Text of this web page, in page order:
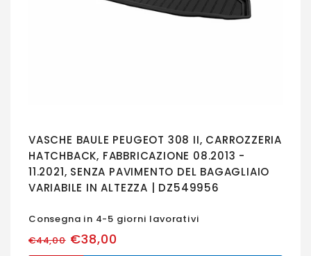
VASCHE BAULE PEUGEOT 308 II, CARROZZERIA
HATCHBACK, FABBRICAZIONE 08.2013 -
11.2021, SENZA PAVIMENTO DEL BAGAGLIAIO
VARIABILE IN ALTEZZA | DZ549956
Consegna in 4-5 giorni lavorativi
€44,00€38,00